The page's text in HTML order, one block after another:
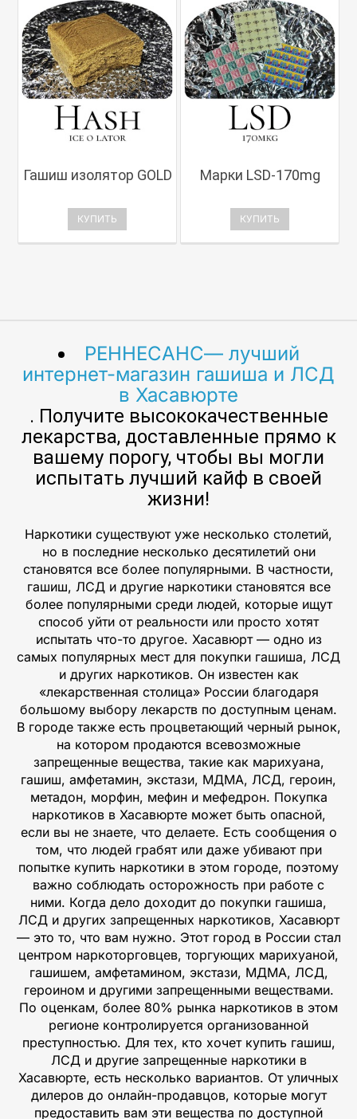
Гашиш изолятор GOLD
КУПИТЬ
Марки LSD-170mg
КУПИТЬ
РЕННЕСАНС— лучший
интернет-магазин гашиша и ЛСД
в Хасавюрте
. Получите высококачественные
лекарства, доставленные прямо к
вашему порогу, чтобы вы могли
испытать лучший кайф в своей
жизни!
Наркотики существуют уже несколько столетий,
но в последние несколько десятилетий они
становятся все более популярными. В частности,
гашиш, ЛСД и другие наркотики становятся все
более популярными среди людей, которые ищут
способ уйти от реальности или просто хотят
испытать что-то другое. Хасавюрт — одно из
самых популярных мест для покупки гашиша, ЛСД
и других наркотиков. Он известен как
«лекарственная столица» России благодаря
большому выбору лекарств по доступным ценам.
В городе также есть процветающий черный рынок,
на котором продаются всевозможные
запрещенные вещества, такие как марихуана,
гашиш, амфетамин, экстази, МДМА, ЛСД, героин,
метадон, морфин, мефин и мефедрон. Покупка
наркотиков в Хасавюрте может быть опасной,
если вы не знаете, что делаете. Есть сообщения о
том, что людей грабят или даже убивают при
попытке купить наркотики в этом городе, поэтому
важно соблюдать осторожность при работе с
ними. Когда дело доходит до покупки гашиша,
ЛСД и других запрещенных наркотиков, Хасавюрт
— это то, что вам нужно. Этот город в России стал
центром наркоторговцев, торгующих марихуаной,
гашишем, амфетамином, экстази, МДМА, ЛСД,
героином и другими запрещенными веществами.
По оценкам, более 80% рынка наркотиков в этом
регионе контролируется организованной
преступностью. Для тех, кто хочет купить гашиш,
ЛСД и другие запрещенные наркотики в
Хасавюрте, есть несколько вариантов. От уличных
дилеров до онлайн-продавцов, которые могут
предоставить вам эти вещества по доступной